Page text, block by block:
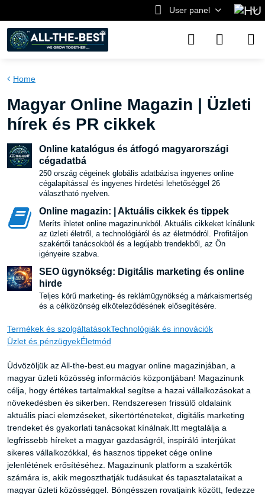
User panel
Home
Magyar Online Magazin | Üzleti
hírek és PR cikkek
Online katalógus és átfogó magyarországi
cégadatbá
250 ország cégeinek globális adatbázisa ingyenes online
cégalapítással és ingyenes hirdetési lehetőséggel 26
választható nyelven.
Online magazin: | Aktuális cikkek és tippek
Meríts ihletet online magazinunkból. Aktuális cikkeket kínálunk
az üzleti életről, a technológiáról és az életmódról. Profitáljon
szakértői tanácsokból és a legújabb trendekből, az Ön
igényeire szabva.
SEO ügynökség: Digitális marketing és online
hirde
Teljes körű marketing- és reklámügynökség a márkaismertség
és a célközönség elköteleződésének elősegítésére.
Termékek és szolgáltatásokTechnológiák és innovációk
Üzlet és pénzügyekÉletmód
Üdvözöljük az All-the-best.eu magyar online magazinjában, a
magyar üzleti közösség információs központjában! Magazinunk
célja, hogy értékes tartalmakkal segítse a hazai vállalkozásokat a
növekedésben és sikerben. Rendszeresen frissülő oldalaink
aktuális piaci elemzéseket, sikertörténeteket, digitális marketing
trendeket és gyakorlati tanácsokat kínálnak.Itt megtalálja a
legfrissebb híreket a magyar gazdaságról, inspiráló interjúkat
sikeres vállalkozókkal, és hasznos tippeket cége online
jelenlétének erősítéséhez. Magazinunk platform a szakértők
számára is, akik megoszthatják tudásukat és tapasztalataikat a
magyar üzleti közösséggel. Böngésszen rovatjaink között, fedezze